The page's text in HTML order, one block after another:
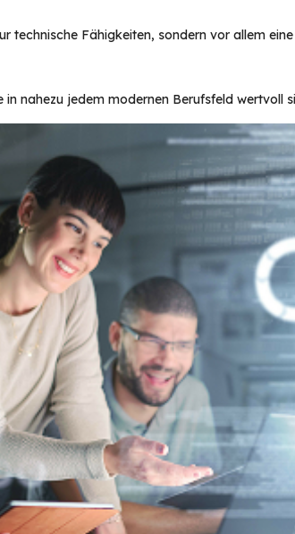
technische Fähigkeiten, sondern vor allem
nahezu jedem modernen Berufsfeld wertvoll